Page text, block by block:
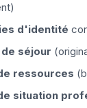
d'identité
séjour
ressources
situation